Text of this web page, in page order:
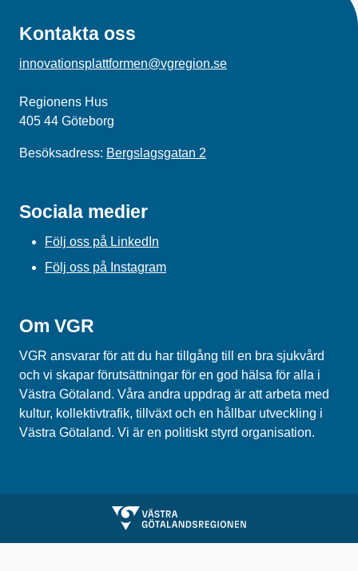
Kontakta oss
innovationsplattformen@vgregion.se
Regionens Hus
405 44 Göteborg
Besöksadress: Bergslagsgatan 2
Sociala medier
Följ oss på LinkedIn
Följ oss på Instagram
Om VGR
VGR ansvarar för att du har tillgång till en bra sjukvård
och vi skapar förutsättningar för en god hälsa för alla i
Västra Götaland. Våra andra uppdrag är att arbeta med
kultur, kollektivtrafik, tillväxt och en hållbar utveckling i
Västra Götaland. Vi är en politiskt styrd organisation.